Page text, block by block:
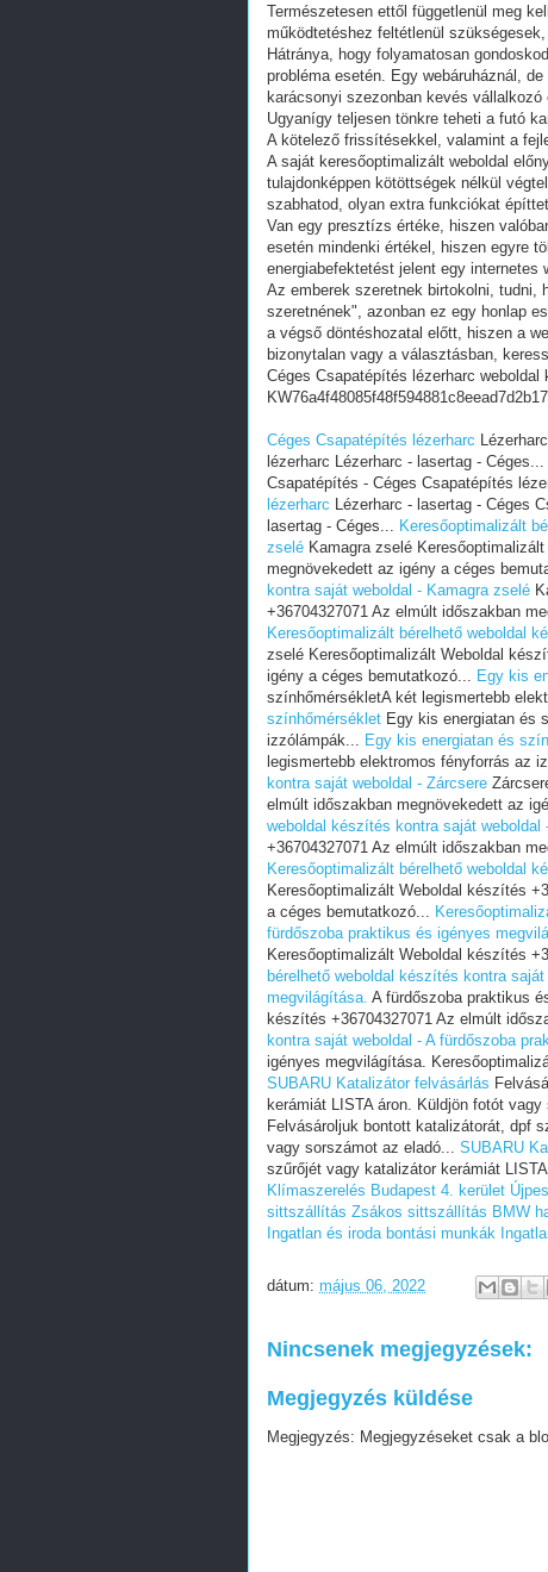
Természetesen ettől függetlenül meg
működtetéshez feltétlenül
Hátránya, hogy folyamatosan
probléma esetén. Egy webáruháznál,
karácsonyi szezonban kevés
Ugyanígy teljesen tönkre teheti a futó
A kötelező frissítésekkel, valamint a
A saját keresőoptimalizált weboldal
tulajdonképpen kötöttségek nélkül
szabhatod, olyan extra funkciókat
Van egy presztízs értéke, hiszen
esetén mindenki értékel, hiszen egyre
energiabefektetést jelent egy internetes
Az emberek szeretnek birtokolni, tudni,
szeretnének", azonban ez egy honlap
a végső döntéshozatal előtt, hiszen a
bizonytalan vagy a választásban,
Céges Csapatépítés lézerharc weboldal
KW76a4f48085f48f594881c8eead7d2b17
Céges Csapatépítés lézerharc
lézerharc Lézerharc - lasertag - Céges...
Csapatépítés - Céges Csapatépítés
lézerharc Lézerharc - lasertag - Céges
lasertag - Céges... Keresőoptimalizált
zselé Kamagra zselé
megnövekedett az igény a céges
kontra saját weboldal - Kamagra zselé
+36704327071 Az elmúlt időszakban
Keresőoptimalizált bérelhető weboldal
zselé Keresőoptimalizált Weboldal
igény a céges bemutatkozó... Egy kis
színhőmérsékletA két legismertebb
színhőmérséklet Egy kis energiatan és
izzólámpák... Egy kis energiatan és
legismertebb elektromos fényforrás az
kontra saját weboldal - Zárcsere
elmúlt időszakban megnövekedett az
weboldal készítés kontra saját weboldal
+36704327071 Az elmúlt időszakban
Keresőoptimalizált bérelhető weboldal
Keresőoptimalizált Weboldal készítés
a céges bemutatkozó...
fürdőszoba praktikus és igényes
Keresőoptimalizált Weboldal készítés
bérelhető weboldal készítés kontra
megvilágítása. A fürdőszoba praktikus
készítés +36704327071 Az elmúlt
kontra saját weboldal - A fürdőszoba
igényes megvilágítása.
SUBARU Katalizátor felvásárlás
kerámiát LISTA áron. Küldjön fotót
Felvásároljuk bontott katalizátorát, dpf
vagy sorszámot az eladó... SUBARU
szűrőjét vagy katalizátor kerámiát
Klímaszerelés Budapest 4. kerület
sittszállítás Zsákos sittszállítás BMW
Ingatlan és iroda bontási munkák
dátum: május 06, 2022
Nincsenek megjegyzések:
Megjegyzés küldése
Megjegyzés: Megjegyzéseket csak a